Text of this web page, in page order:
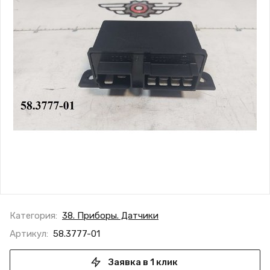
Категория: 38. Приборы. Датчики
Артикул: 58.3777-01
Заявка в 1 клик